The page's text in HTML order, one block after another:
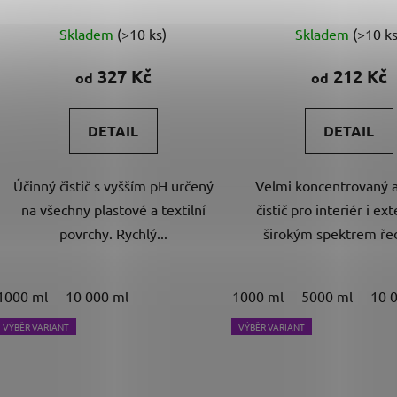
hodnocení
produktu
4,9
z
hvězdiček.
Skladem (>10 ks)
od 327 Kč
DETAIL
Účinný čistič s vyšším pH určený
na všechny plastové a textilní
povrchy. Rychlý...
ml 10 000 ml
produktu
4,8
z
Skladem (>10
od 212 Kč
DETAIL
Velmi koncentrovaný
čistič pro interiér i
širokým spektrem
1000 ml 5000 ml 10
VÝBĚR VARIANT VÝBĚR VARIANT